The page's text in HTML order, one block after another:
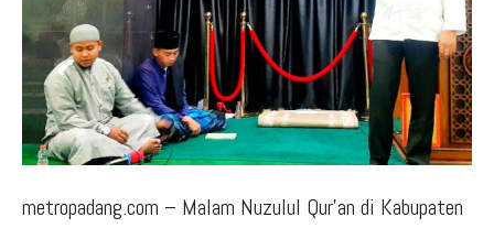
metropadang.com – Malam Nuzulul Qur’an di Kabupaten